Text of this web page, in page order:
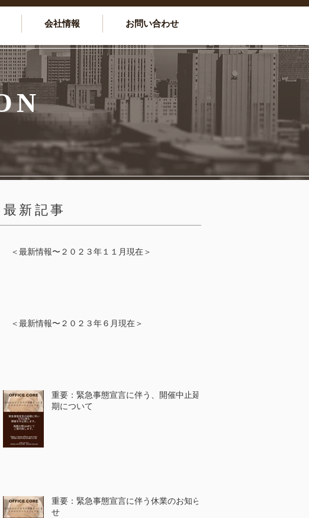
会社情報 お問い合わせ
最新記事
＜最新情報〜２０２３年１１月現在＞
＜最新情報〜２０２３年６月現在＞
重要：緊急事態宣言に伴う、開催中止延
期について
重要：緊急事態宣言に伴う休業のお知ら
せ